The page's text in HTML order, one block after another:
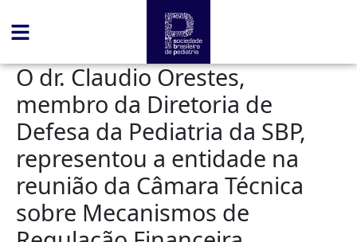
O dr. Claudio Orestes,
membro da Diretoria de
Defesa da Pediatria da SBP,
representou a entidade na
reunião da Câmara Técnica
sobre Mecanismos de